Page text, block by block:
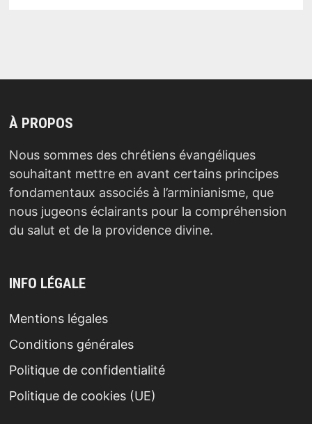
À PROPOS
Nous sommes des chrétiens évangéliques
souhaitant mettre en avant certains principes
fondamentaux associés à l’arminianisme, que
nous jugeons éclairants pour la compréhension
du salut et de la providence divine.
INFO LÉGALE
Mentions légales
Conditions générales
Politique de confidentialité
Politique de cookies (UE)